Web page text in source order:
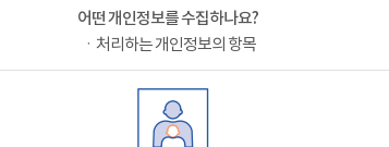
어떤 개인정보를 수집하나요?
ㆍ처리하는 개인정보의 항목